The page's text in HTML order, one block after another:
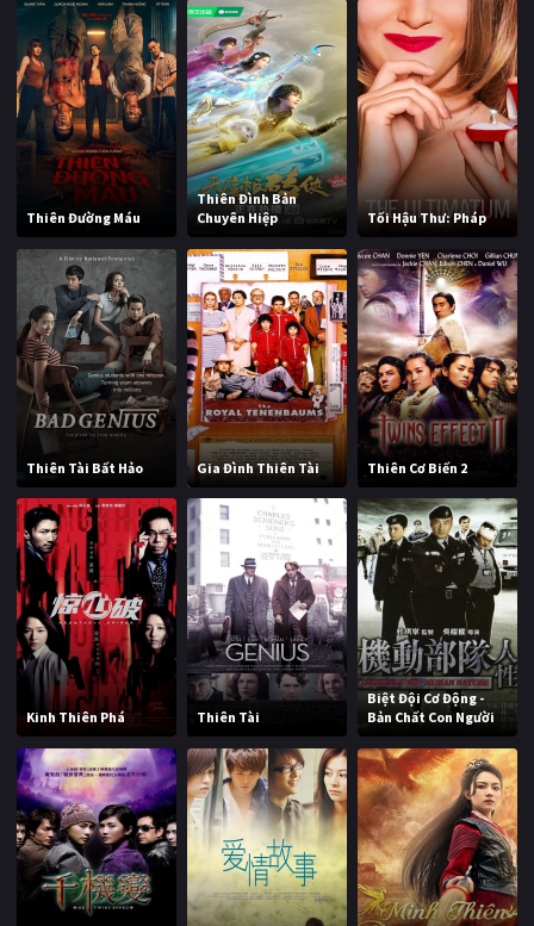
Thiên Đường Máu
Thiên Đình Bản
Chuyên Hiệp
Tối Hậu Thư: Pháp
Thiên Tài Bất Hảo Gia Đình Thiên Tài Thiên Cơ Biến 2
Kinh Thiên Phá Thiên Tài
Biệt Đội Cơ Động -
Bản Chất Con Người